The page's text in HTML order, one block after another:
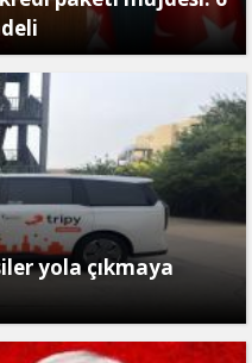
yola çıkmaya